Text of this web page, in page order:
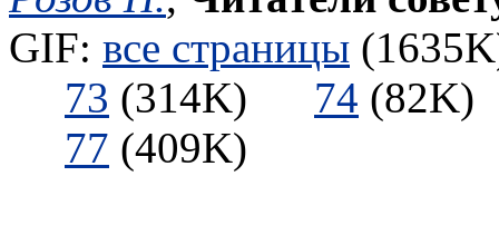
GIF: все страницы
73 (314K) 74
77 (409K)